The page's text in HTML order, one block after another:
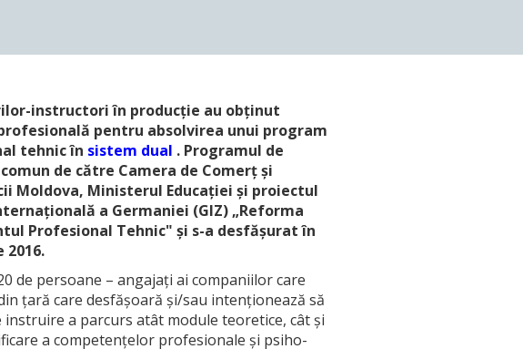
instructori în producție au obținut
pentru absolvirea unui program
tehnic în sistem dual . Programul de
de către Camera de Comerț și
Moldova, Ministerul Educației și proiectul
a Germaniei (GIZ) „Reforma
Profesional Tehnic" și s-a desfășurat în
de persoane – angajați ai companiilor care
țară care desfășoară și/sau intenționează să
a parcurs atât module teoretice, cât şi
a competenţelor profesionale şi psiho-